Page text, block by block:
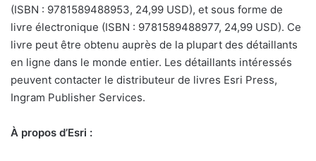
(ISBN : 9781589488953, 24,99 USD), et sous forme de
livre électronique (ISBN : 9781589488977, 24,99 USD). Ce
livre peut être obtenu auprès de la plupart des détaillants
en ligne dans le monde entier. Les détaillants intéressés
peuvent contacter le distributeur de livres Esri Press,
Ingram Publisher Services.
À propos d’Esri :